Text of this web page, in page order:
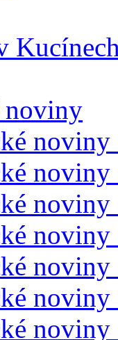
noviny
noviny
noviny
noviny
noviny
noviny
noviny
noviny